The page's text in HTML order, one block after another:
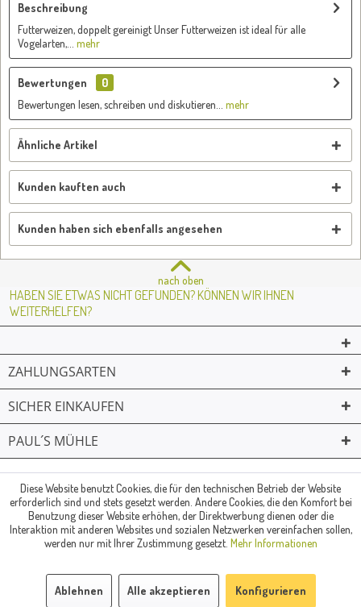
Beschreibung
Futterweizen, doppelt gereinigt Unser Futterweizen ist ideal für alle
Vogelarten,...
mehr
Bewertungen
0
Bewertungen lesen, schreiben und diskutieren...
mehr
Ähnliche Artikel
Kunden kauften auch
Kunden haben sich ebenfalls angesehen
nach oben
HABEN SIE ETWAS NICHT GEFUNDEN? KÖNNEN WIR IHNEN
WEITERHELFEN?
ZAHLUNGSARTEN
SICHER EINKAUFEN
PAUL´S MÜHLE
© Paul's Mühle | Inhaber: Christof Paul e.K. | Westring 2 | 45659
Recklinghausen
Fax: 02361 -28831 | E-Mail: info@pauls-muehle.de
Diese Website benutzt Cookies, die für den technischen Betrieb der Website
erforderlich sind und stets gesetzt werden. Andere Cookies, die den Komfort bei
Benutzung dieser Website erhöhen, der Direktwerbung dienen oder die
Interaktion mit anderen Websites und sozialen Netzwerken vereinfachen sollen,
werden nur mit Ihrer Zustimmung gesetzt. Mehr Informationen
Ablehnen Alle akzeptieren Konfigurieren